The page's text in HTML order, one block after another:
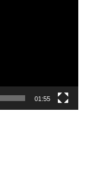
01:55